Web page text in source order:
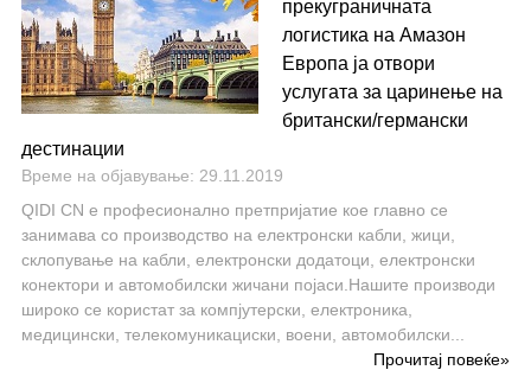
прекуграничната
логистика на Амазон
Европа ја отвори
услугата за царинење на
британски/германски
дестинации
Време на објавување: 29.11.2019
QIDI CN е професионално претпријатие кое главно се
занимава со производство на електронски кабли, жици,
склопување на кабли, електронски додатоци, електронски
конектори и автомобилски жичани појаси.Нашите производи
широко се користат за компјутерски, електроника,
медицински, телекомуникациски, воени, автомобилски...
Прочитај повеќе»